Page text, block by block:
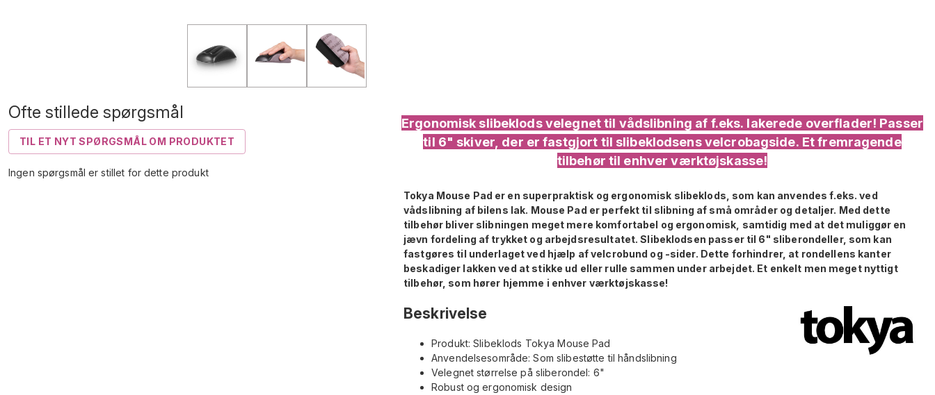
Ofte stillede spørgsmål
TIL ET NYT SPØRGSMÅL OM PRODUKTET
Ingen spørgsmål er stillet for dette produkt
Ergonomisk slibeklods velegnet til vådslibning af f.eks. lakerede overflader! Passer
til 6" skiver, der er fastgjort til slibeklodsens velcrobagside. Et fremragende
tilbehør til enhver værktøjskasse!
Tokya Mouse Pad er en superpraktisk og ergonomisk slibeklods, som kan anvendes f.eks. ved
vådslibning af bilens lak. Mouse Pad er perfekt til slibning af små områder og detaljer. Med dette
tilbehør bliver slibningen meget mere komfortabel og ergonomisk, samtidig med at det muliggør en
jævn fordeling af trykket og arbejdsresultatet. Slibeklodsen passer til 6" sliberondeller, som kan
fastgøres til underlaget ved hjælp af velcrobund og -sider. Dette forhindrer, at rondellens kanter
beskadiger lakken ved at stikke ud eller rulle sammen under arbejdet. Et enkelt men meget nyttigt
tilbehør, som hører hjemme i enhver værktøjskasse!
Beskrivelse
Produkt: Slibeklods Tokya Mouse Pad
Anvendelsesområde: Som slibestøtte til håndslibning
Velegnet størrelse på sliberondel: 6"
Robust og ergonomisk design